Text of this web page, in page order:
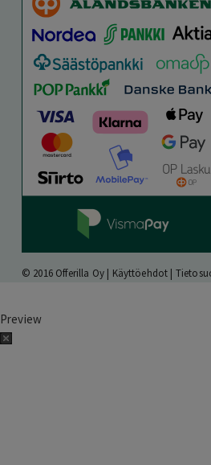
© 2016 Offerilla Oy | Käyttöehdot |
Preview